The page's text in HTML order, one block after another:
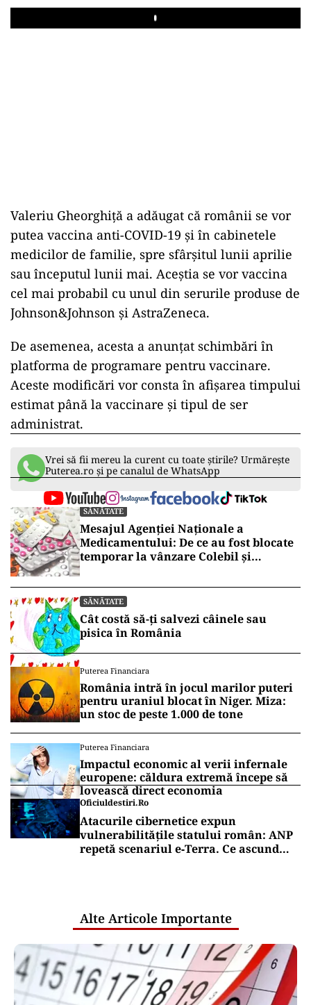
Play
Valeriu Gheorghiță a adăugat că românii se vor
putea vaccina anti-COVID-19 și în cabinetele
medicilor de familie, spre sfârșitul lunii aprilie
sau începutul lunii mai. Aceștia se vor vaccina
cel mai probabil cu unul din serurile produse de
Johnson&Johnson și AstraZeneca.
De asemenea, acesta a anunțat schimbări în
platforma de programare pentru vaccinare.
Aceste modificări vor consta în afișarea timpului
estimat până la vaccinare și tipul de ser
administrat.
Vrei să fii mereu la curent cu toate știrile? Urmărește
Puterea.ro și pe canalul de WhatsApp
SĂNĂTATE
Mesajul Agenției Naționale a
Medicamentului: De ce au fost blocate
temporar la vânzare Colebil și
SĂNĂTATE
Cât costă să-ți salvezi câinele sau
pisica în România
Puterea Financiara
România intră în jocul marilor puteri
pentru uraniul blocat în Niger. Miza:
un stoc de peste 1.000 de tone
Puterea Financiara
Impactul economic al verii infernale
europene: căldura extremă începe să
lovească direct economia
Oficiuldestiri.ro
Atacurile cibernetice expun
vulnerabilitățile statului român: ANP
repetă scenariul e‑Terra. Ce ascund
Alte Articole Importante